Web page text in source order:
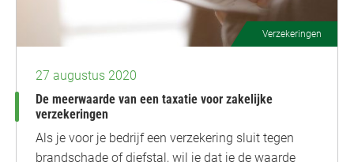
Verzekeringen
27 augustus 2020
De meerwaarde van een taxatie voor zakelijke
verzekeringen
Als je voor je bedrijf een verzekering sluit tegen
brandschade of diefstal, wil je dat je de waarde